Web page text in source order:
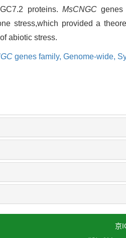
proteins. MsCNGCgenes
stress,which provided a
abiotic stress.
genes family, Genome-wide,
京